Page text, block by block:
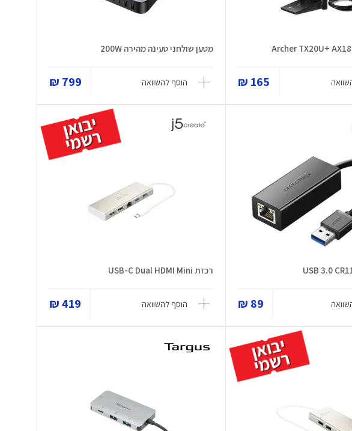
165 ₪
מטען שולחני טעינה מהירה 200W
הוסף להשוואה 799 ₪
89 ₪
רכזת USB-C Dual HDMI Mini
הוסף להשוואה 419 ₪